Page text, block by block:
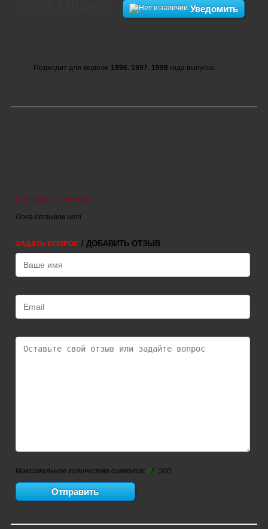
Уведомить
Подходит для модели 1996, 1997, 1998 года выпуска.
Отзывы о товаре
Пока отзывов нет
ЗАДАТЬ ВОПРОС / ДОБАВИТЬ ОТЗЫВ
Максимальное количество символов: 0/ 500